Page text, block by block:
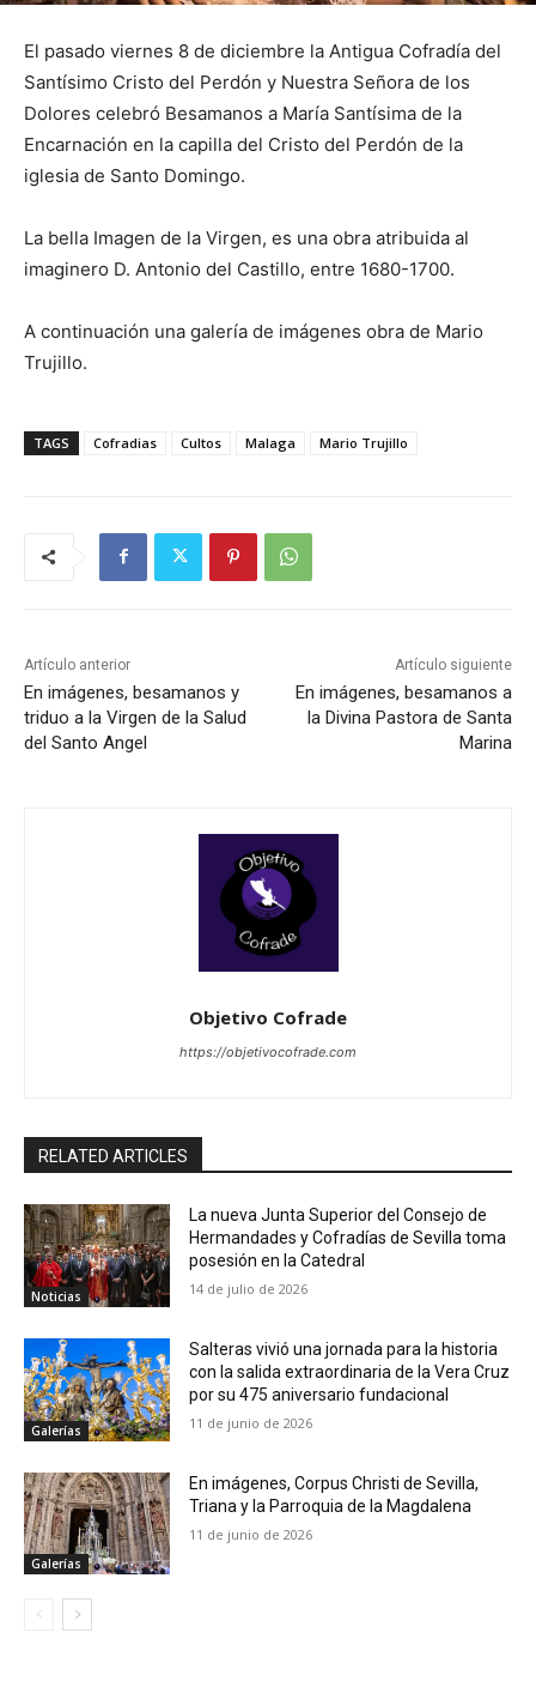
El pasado viernes 8 de diciembre la Antigua Cofradía del
Santísimo Cristo del Perdón y Nuestra Señora de los
Dolores celebró Besamanos a María Santísima de la
Encarnación en la capilla del Cristo del Perdón de la
iglesia de Santo Domingo.
La bella Imagen de la Virgen, es una obra atribuida al
imaginero D. Antonio del Castillo, entre 1680-1700.
A continuación una galería de imágenes obra de Mario
Trujillo.
TAGS Cofradias Cultos Malaga Mario Trujillo
Artículo anterior
En imágenes, besamanos y
triduo a la Virgen de la Salud
del Santo Angel
Artículo siguiente
En imágenes, besamanos a
la Divina Pastora de Santa
Marina
Objetivo Cofrade
https://objetivocofrade.com
RELATED ARTICLES
Noticias
La nueva Junta Superior del Consejo de
Hermandades y Cofradías de Sevilla toma
posesión en la Catedral
14 de julio de 2026
Galerías
Salteras vivió una jornada para la historia
con la salida extraordinaria de la Vera Cruz
por su 475 aniversario fundacional
11 de junio de 2026
Galerías
En imágenes, Corpus Christi de Sevilla,
Triana y la Parroquia de la Magdalena
11 de junio de 2026